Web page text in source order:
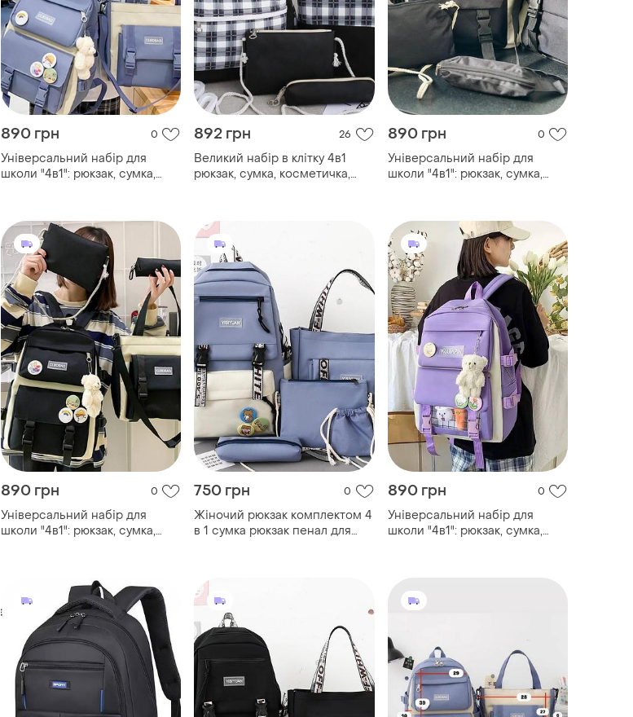
890 грн 0
Універсальний набір для
школи "4в1": рюкзак, сумка,
892 грн 26
Великий набір в клітку 4в1
рюкзак, сумка, косметичка,
890 грн 0
Універсальний набір для
школи "4в1": рюкзак, сумка,
890 грн 0
Універсальний набір для
школи "4в1": рюкзак, сумка,
750 грн 0
Жіночий рюкзак комплектом 4
в 1 сумка рюкзак пенал для
890 грн 0
Універсальний набір для
школи "4в1": рюкзак, сумка,